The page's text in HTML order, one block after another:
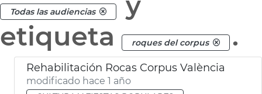
Todas las audiencias
etiqueta
roques del corpus .
Rehabilitación Rocas Corpus València
modificado hace 1 año